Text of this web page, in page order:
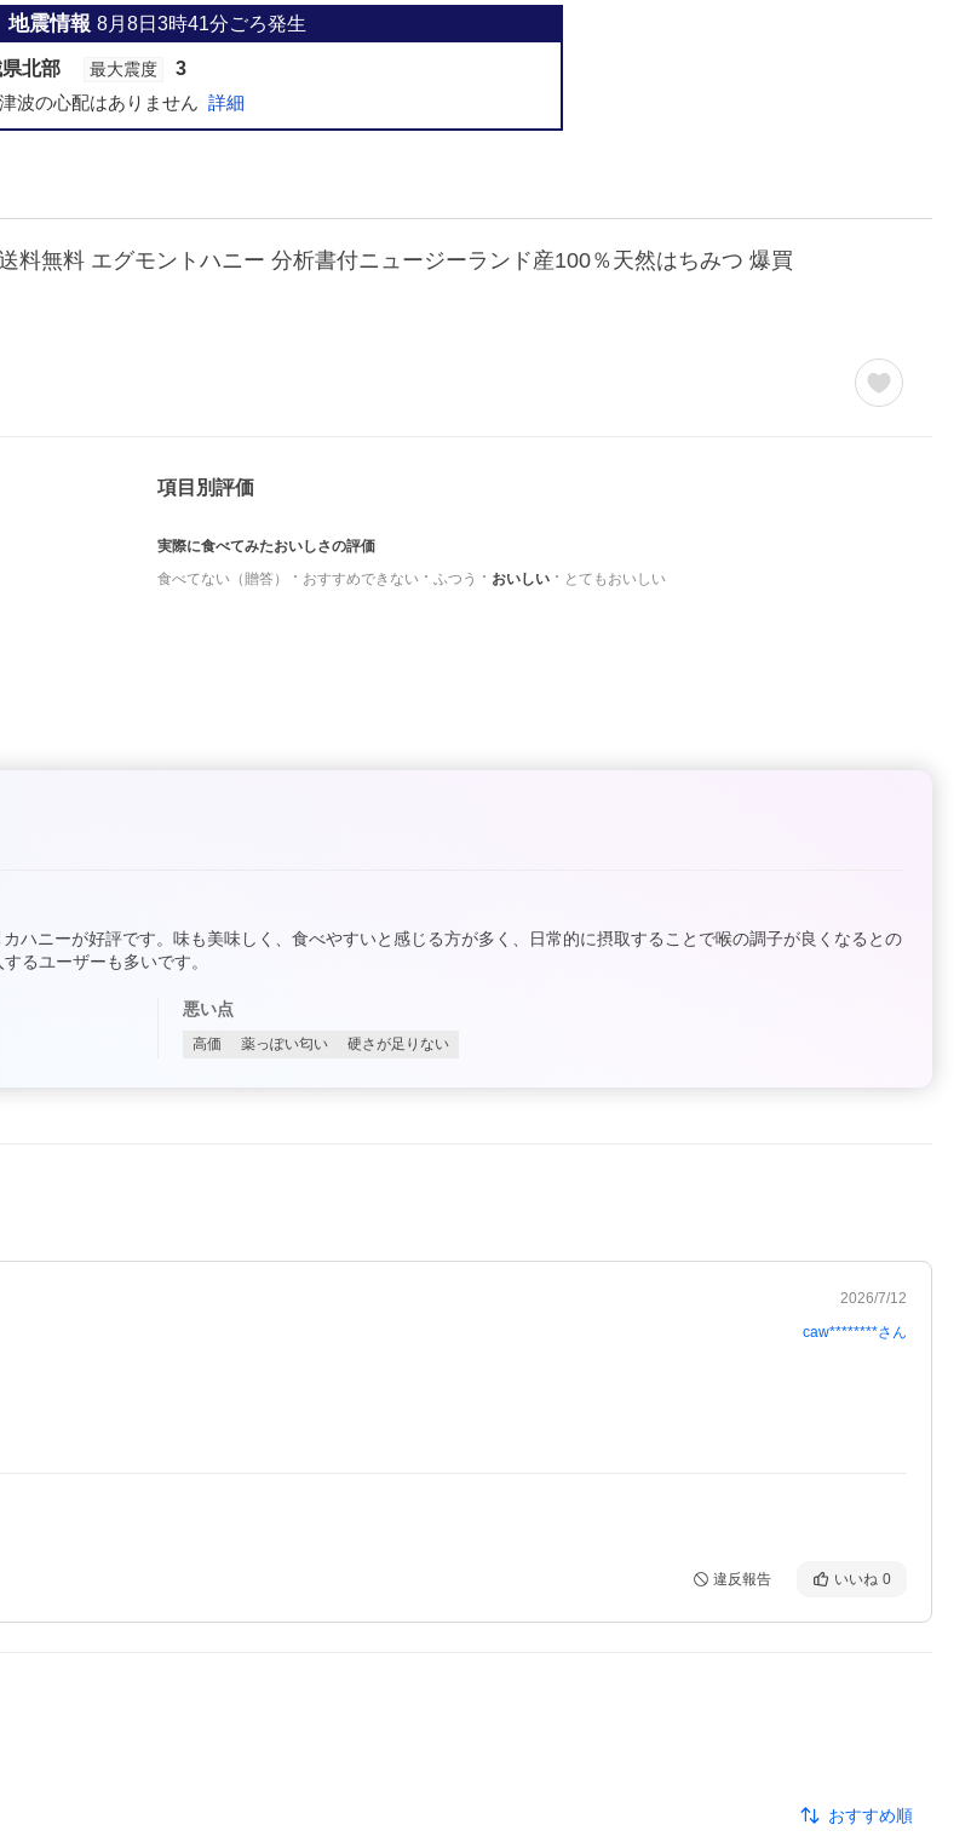
地震情報 8月8日3時41分ごろ発生
北部 最大震度
3
波の心配はありません 詳細
料無料 エグモントハニー 分析書付ニュージーランド産100％天然はちみつ 爆買
項目別評価
実際に食べてみたおいしさの評価
食べてない（贈答）
おすすめできない ふつう おいしい とてもおいしい
ハニーが好評です。味も美味しく、食べやすいと感じる方が多く、日常的に摂取することで喉の調子が良くなるとの
るユーザーも多いです。
悪い点
高価 薬っぽい匂い 硬さが足りない
2026/7/12
caw********さん
違反報告 いいね 0
おすすめ順